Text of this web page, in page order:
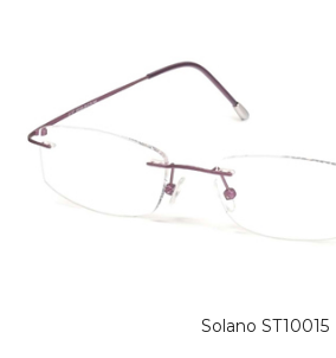
Solano ST10015